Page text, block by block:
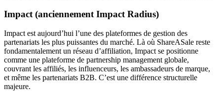
Impact (anciennement Impact Radius)
Impact est aujourd’hui l’une des plateformes de gestion des
partenariats les plus puissantes du marché. Là où ShareASale reste
fondamentalement un réseau d’affiliation, Impact se positionne
comme une plateforme de partnership management globale,
couvrant les affiliés, les influenceurs, les ambassadeurs de marque,
et même les partenariats B2B. C’est une différence structurelle
majeure.